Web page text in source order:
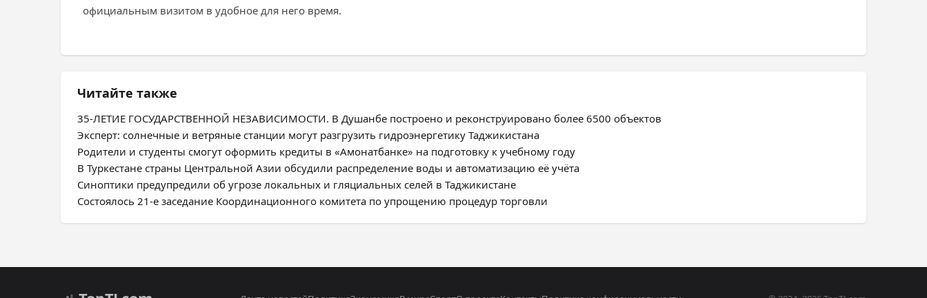
официальным визитом в удобное для него время.
Читайте также
35-ЛЕТИЕ ГОСУДАРСТВЕННОЙ НЕЗАВИСИМОСТИ. В Душанбе построено и реконструировано более 6500 объектов
Эксперт: солнечные и ветряные станции могут разгрузить гидроэнергетику Таджикистана
Родители и студенты смогут оформить кредиты в «Амонатбанке» на подготовку к учебному году
В Туркестане страны Центральной Азии обсудили распределение воды и автоматизацию её учёта
Синоптики предупредили об угрозе локальных и гляциальных селей в Таджикистане
Состоялось 21-е заседание Координационного комитета по упрощению процедур торговли